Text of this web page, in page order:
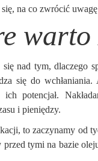
na co zwrócić
warto
nad tym, dlaczego
się do
potencjał.
i pieniędzy.
to zaczynamy od
przed tymi na bazie